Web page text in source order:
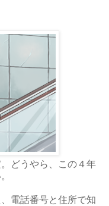
どうやら、この４年
電話番号と住所で知